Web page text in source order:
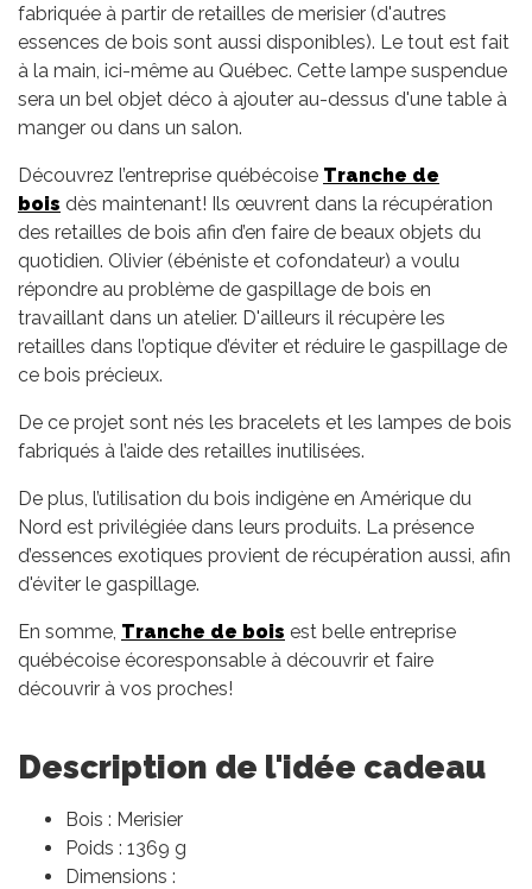
fabriquée à partir de retailles de merisier (d'autres
essences de bois sont aussi disponibles). Le tout est fait
à la main, ici-même au Québec. Cette lampe suspendue
sera un bel objet déco à ajouter au-dessus d'une table à
manger ou dans un salon.
Découvrez l’entreprise québécoise Tranche de
bois dès maintenant! Ils œuvrent dans la récupération
des retailles de bois afin d’en faire de beaux objets du
quotidien. Olivier (ébéniste et cofondateur) a voulu
répondre au problème de gaspillage de bois en
travaillant dans un atelier. D'ailleurs il récupère les
retailles dans l’optique d’éviter et réduire le gaspillage de
ce bois précieux.
De ce projet sont nés les bracelets et les lampes de bois
fabriqués à l’aide des retailles inutilisées.
De plus, l’utilisation du bois indigène en Amérique du
Nord est privilégiée dans leurs produits. La présence
d’essences exotiques provient de récupération aussi, afin
d'éviter le gaspillage.
En somme, Tranche de bois est belle entreprise
québécoise écoresponsable à découvrir et faire
découvrir à vos proches!
Description de l'idée cadeau
Bois : Merisier
Poids : 1369 g
Dimensions :